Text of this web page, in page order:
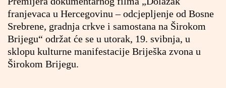
franjevaca u Hercegovinu – odcjepljenje od Bosne
Srebrene, gradnja crkve i samostana na Širokom
Brijegu“ održat će se u utorak, 19. svibnja, u
sklopu kulturne manifestacije Briješka zvona u
Širokom Brijegu.